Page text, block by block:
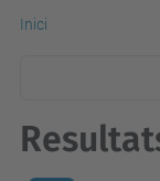
Inici